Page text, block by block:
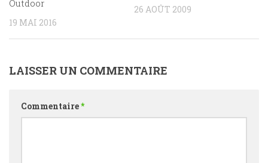
Outdoor
19 MAI 2016
26 AOÛT 2009
LAISSER UN COMMENTAIRE
Commentaire*